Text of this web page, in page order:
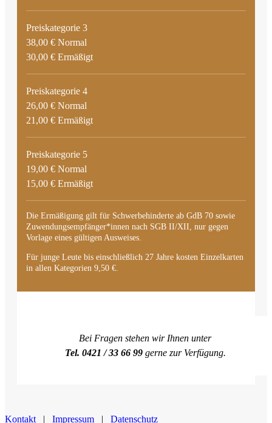
Preiskategorie 3
38,00 € Normal
30,00 € Ermäßigt
Preiskategorie 4
26,00 € Normal
21,00 € Ermäßigt
Preiskategorie 5
19,00 € Normal
15,00 € Ermäßigt
Die Ermäßigung gilt für Schwerbehinderte ab GdB 70 sowie
Zuwendungsempfänger*innen nach SGB II/XII, nur gegen
Vorlage eines gültigen Ausweises.
Für junge Leute bis einschließlich 27 Jahre kosten Einzelkarten
in allen Kategorien 9,50 €.
Bei Fragen stehen wir Ihnen unter
Tel. 0421 / 33 66 99 gerne zur Verfügung.
Kontakt | Impressum | Datenschutz